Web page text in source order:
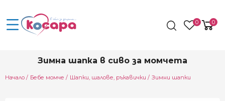
0 0
Зимна шапка в сиво за момчета
Начало Бебе момче Шапки, шалове, ръкавички Зимни шапки